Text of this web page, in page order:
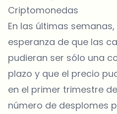
Criptomonedas
En las últimas
esperanza de que las
pudieran ser sólo una
plazo y que el precio
en el primer trimestre
número de desplomes